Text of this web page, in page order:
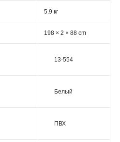
5.9 кг
198 × 2 × 88 cm
13-554
Белый
ПВХ